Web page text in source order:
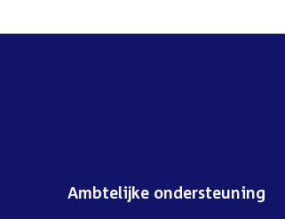
Ambtelijke ondersteuning